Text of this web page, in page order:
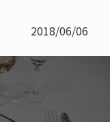
2018/06/06